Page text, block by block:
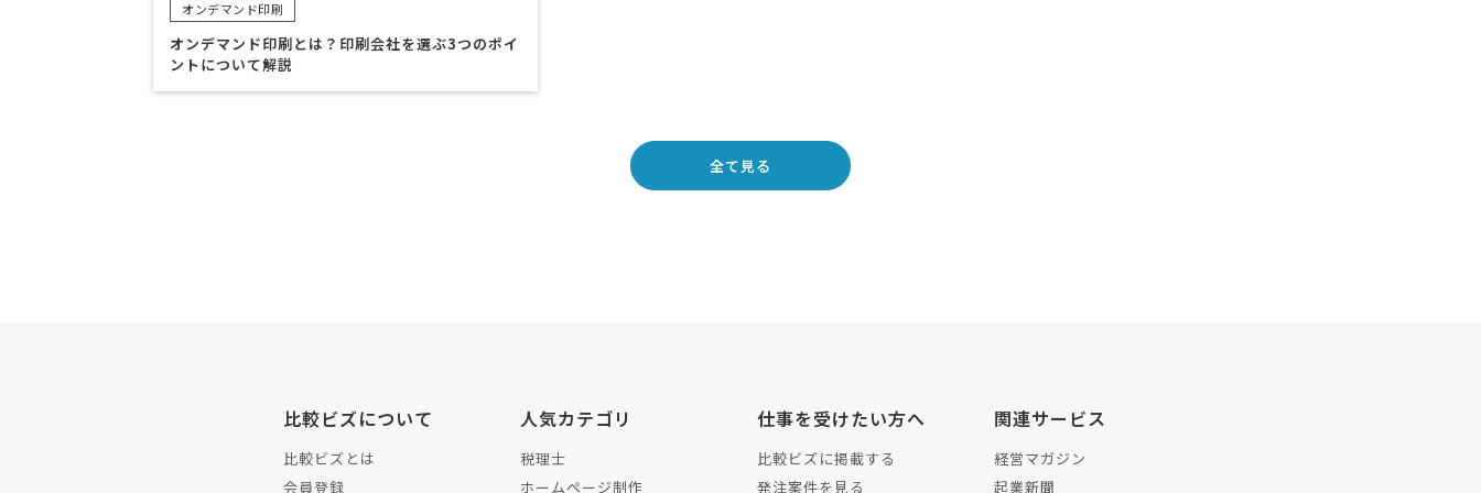
オンデマンド印刷
オンデマンド印刷とは？印刷会社を選ぶ3つのポイ
ントについて解説
全て見る
比較ビズについて
比較ビズとは
会員登録
人気カテゴリ
税理士
ホームページ制作
仕事を受けたい方へ
比較ビズに掲載する
発注案件を見る
関連サービス
経営マガジン
起業新聞